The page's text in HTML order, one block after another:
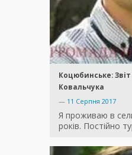
Коцюбинське:
Ковальчука
— 11 Серпня 2017
Я проживаю в
років. Постійно